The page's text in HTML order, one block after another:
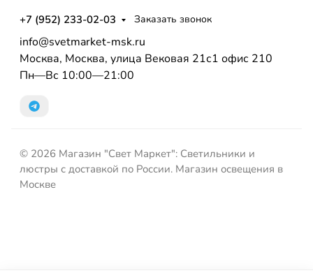
+7 (952) 233-02-03 Заказать звонок
info@svetmarket-msk.ru
Москва, Москва, улица Вековая 21с1 офис 210
Пн—Вс 10:00—21:00
© 2026 Магазин "Свет Маркет": Светильники и
люстры с доставкой по России. Магазин освещения в
Москве